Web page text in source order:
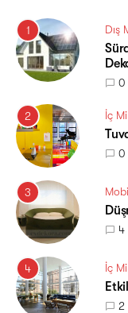
1 Dış
0
2 İç
0
3
4
4 İç
2